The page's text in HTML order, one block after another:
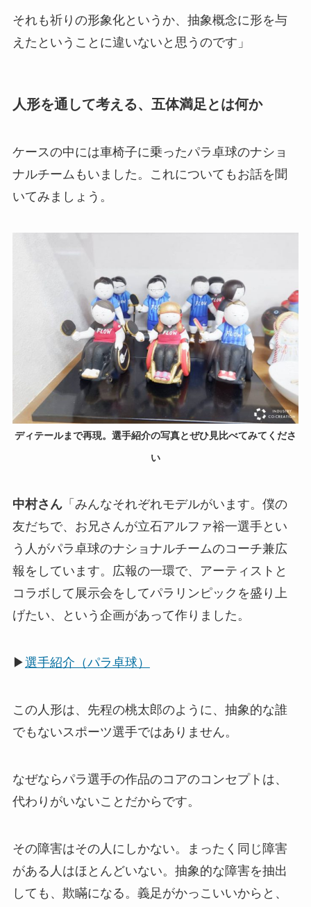
それも祈りの形象化というか、抽象概念に形を与
えたということに違いないと思うのです」
人形を通して考える、五体満足とは何か
ケースの中には車椅子に乗ったパラ卓球のナショ
ナルチームもいました。これについてもお話を聞
いてみましょう。
ディテールまで再現。選手紹介の写真とぜひ見比べてみてくださ
い
中村さん「みんなそれぞれモデルがいます。僕の
友だちで、お兄さんが立石アルファ裕一選手とい
う人がパラ卓球のナショナルチームのコーチ兼広
報をしています。広報の一環で、アーティストと
コラボして展示会をしてパラリンピックを盛り上
げたい、という企画があって作りました。
▶選手紹介（パラ卓球）
この人形は、先程の桃太郎のように、抽象的な誰
でもないスポーツ選手ではありません。
なぜならパラ選手の作品のコアのコンセプトは、
代わりがいないことだからです。
その障害はその人にしかない。まったく同じ障害
がある人はほとんどいない。抽象的な障害を抽出
しても、欺瞞になる。義足がかっこいいからと、